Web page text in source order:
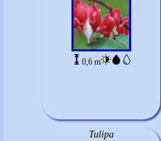
0,6 m
Tulipa